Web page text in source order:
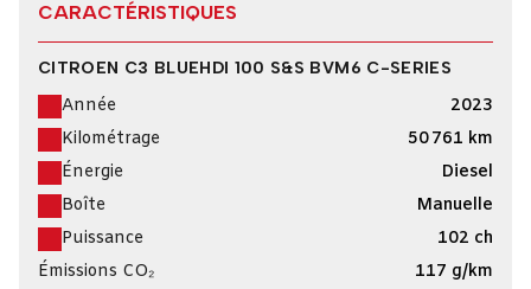
CARACTÉRISTIQUES
CITROEN C3 BLUEHDI 100 S&S BVM6 C-SERIES
Année
2023
Kilométrage
50 761 km
Énergie
Diesel
Boîte
Manuelle
Puissance
102 ch
Émissions CO₂
117 g/km